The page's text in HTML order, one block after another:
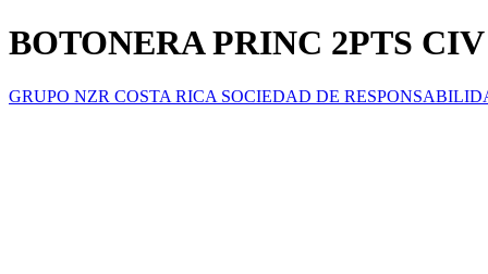
BOTONERA PRINC 2PTS CIV
GRUPO NZR COSTA RICA SOCIEDAD DE